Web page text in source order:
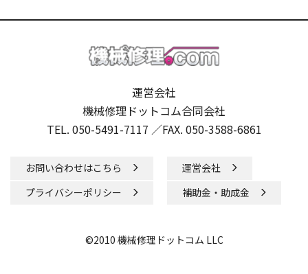
運営会社
機械修理ドットコム合同会社
TEL. 050-5491-7117 ／FAX. 050-3588-6861
お問い合わせはこちら
運営会社
プライバシーポリシー
補助金・助成金
©2010 機械修理ドットコム LLC